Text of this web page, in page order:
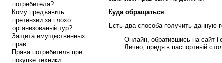
потребителя?
Кому предъявить
претензии за плохо
организованый тур?
Защита имущественных
прав
Права потребителя при
покупке техники
Куда обращаться
Есть два способа получить данную
Онлайн, обратившись на сайт
Лично, придя в паспортный